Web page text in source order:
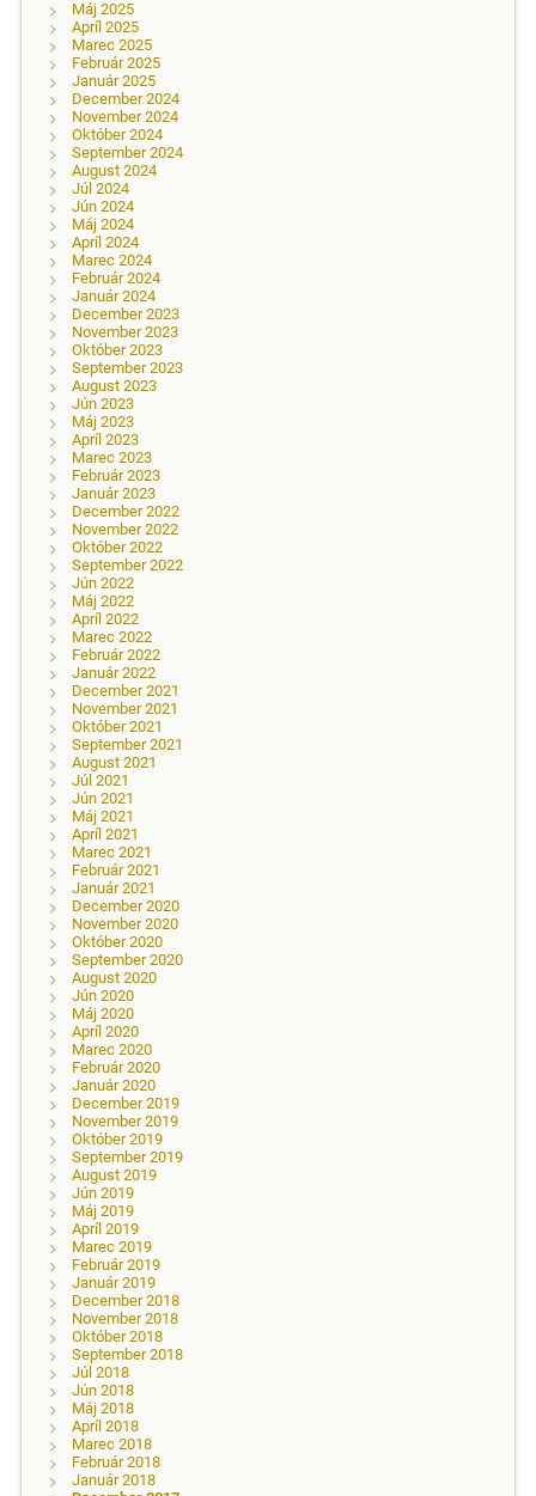
Máj 2025
Apríl 2025
Marec 2025
Február 2025
Január 2025
December 2024
November 2024
Október 2024
September 2024
August 2024
Júl 2024
Jún 2024
Máj 2024
Apríl 2024
Marec 2024
Február 2024
Január 2024
December 2023
November 2023
Október 2023
September 2023
August 2023
Jún 2023
Máj 2023
Apríl 2023
Marec 2023
Február 2023
Január 2023
December 2022
November 2022
Október 2022
September 2022
Jún 2022
Máj 2022
Apríl 2022
Marec 2022
Február 2022
Január 2022
December 2021
November 2021
Október 2021
September 2021
August 2021
Júl 2021
Jún 2021
Máj 2021
Apríl 2021
Marec 2021
Február 2021
Január 2021
December 2020
November 2020
Október 2020
September 2020
August 2020
Jún 2020
Máj 2020
Apríl 2020
Marec 2020
Február 2020
Január 2020
December 2019
November 2019
Október 2019
September 2019
August 2019
Jún 2019
Máj 2019
Apríl 2019
Marec 2019
Február 2019
Január 2019
December 2018
November 2018
Október 2018
September 2018
Júl 2018
Jún 2018
Máj 2018
Apríl 2018
Marec 2018
Február 2018
Január 2018